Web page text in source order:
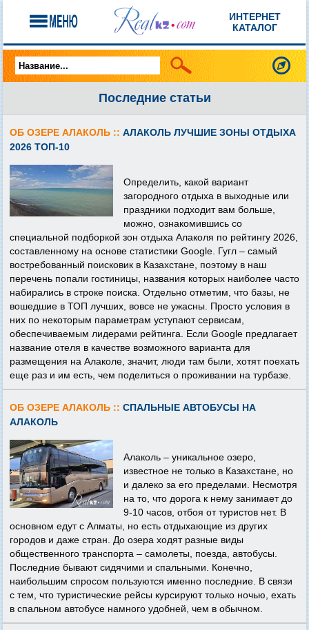
ИНТЕРНЕТ
КАТАЛОГ
Последние статьи
ОБ ОЗЕРЕ АЛАКОЛЬ :: АЛАКОЛЬ ЛУЧШИЕ ЗОНЫ ОТДЫХА
2026 ТОП-10
Определить, какой вариант
загородного отдыха в выходные или
праздники подходит вам больше,
можно, ознакомившись со
специальной подборкой зон отдыха Алаколя по рейтингу 2026,
составленному на основе статистики Google. Гугл – самый
востребованный поисковик в Казахстане, поэтому в наш
перечень попали гостиницы, названия которых наиболее часто
набирались в строке поиска. Отдельно отметим, что базы, не
вошедшие в ТОП лучших, вовсе не ужасны. Просто условия в
них по некоторым параметрам уступают сервисам,
обеспечиваемым лидерами рейтинга. Если Google предлагает
название отеля в качестве возможного варианта для
размещения на Алаколе, значит, люди там были, хотят поехать
еще раз и им есть, чем поделиться о проживании на турбазе.
ОБ ОЗЕРЕ АЛАКОЛЬ :: СПАЛЬНЫЕ АВТОБУСЫ НА
АЛАКОЛЬ
Алаколь – уникальное озеро,
известное не только в Казахстане, но
и далеко за его пределами. Несмотря
на то, что дорога к нему занимает до
9-10 часов, отбоя от туристов нет. В
основном едут с Алматы, но есть отдыхающие из других
городов и даже стран. До озера ходят разные виды
общественного транспорта – самолеты, поезда, автобусы.
Последние бывают сидячими и спальными. Конечно,
наибольшим спросом пользуются именно последние. В связи
с тем, что туристические рейсы курсируют только ночью, ехать
в спальном автобусе намного удобней, чем в обычном.